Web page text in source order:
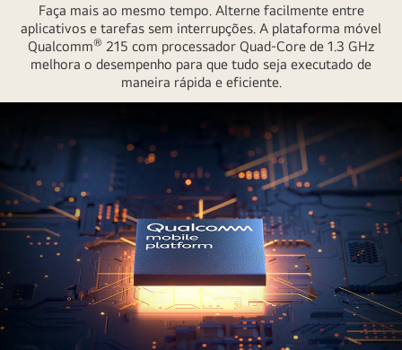
Faça mais ao mesmo tempo. Alterne facilmente entre
aplicativos e tarefas sem interrupções. A plataforma móvel
Qualcomm® 215 com processador Quad-Core de 1.3 GHz
melhora o desempenho para que tudo seja executado de
maneira rápida e eficiente.